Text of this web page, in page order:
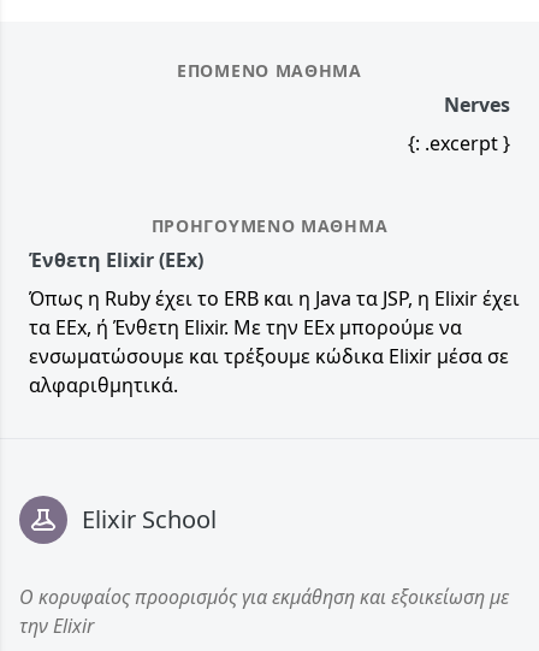
ΠΡΟΗΓΟΎΜΕΝΟ ΜΆΘΗΜΑ
Ένθετη Elixir (EEx)
Όπως η Ruby έχει το ERB και η Java τα JSP, η Elixir έχει
τα EEx, ή Ένθετη Elixir. Με την EEx μπορούμε να
ενσωματώσουμε και τρέξουμε κώδικα Elixir μέσα σε
αλφαριθμητικά.
ΕΠΌΜΕΝΟ ΜΆΘΗΜΑ
Nerves
{: .excerpt }
Elixir School
Ο κορυφαίος προορισμός για εκμάθηση και εξοικείωση με
την Elixir